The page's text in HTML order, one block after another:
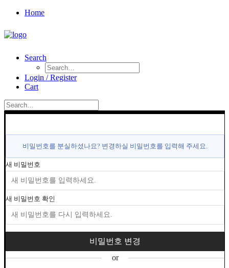
Home
Search
Login / Register
Cart
비밀번호를 분실하셨나요? 변경하실 비밀번호를 입력해 주세요.
새 비밀번호
새 비밀번호 확인
or